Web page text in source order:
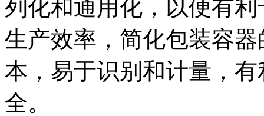
列化和通用化，以便有
生产效率，简化包装容
本，易于识别和计量，
全。